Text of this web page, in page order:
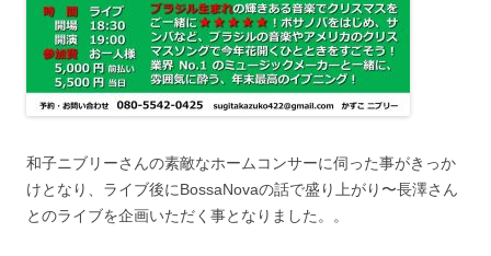
和子ニブリーさんの素敵なホームコンサーに伺った事がきっか
けとなり、ライブ後にBossaNovaの話で盛り上がり〜長澤さん
とのライブを企画いただく事となりました。。